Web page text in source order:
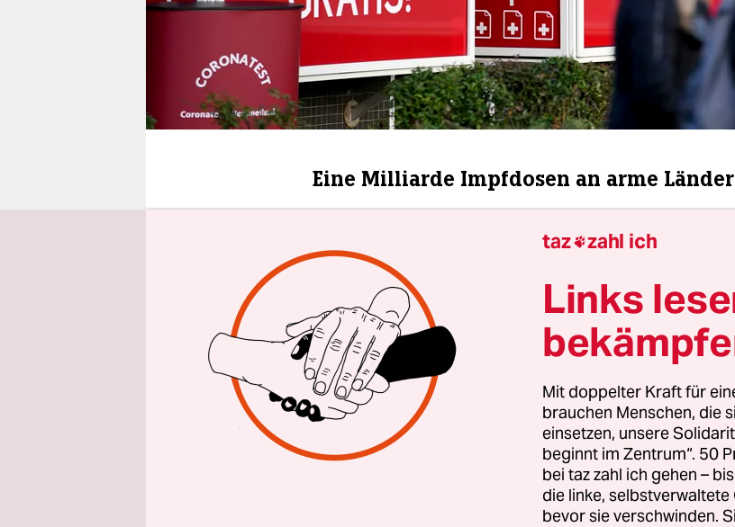
genossenschaft
epaper login
Eine Milliarde Impfdosen an arme
Corona-Impfdosen an Entwicklungsländer geliefert
Impfallianz Gavi am Samstag mitteilte, wurden die
Länder gespendet. Dies sei ein „Meilenstein“ in
schnellsten Impfkampagne der Geschichte. Im
haben sich mehrere internationale Organisationen
Weltgesundheitsorganisation (WHO), das
die Impfallianz Gavi zusammengeschlossen, um
Verteilung von Corona-Impfstoffen zu
Die EU-Kommission rief derweil Deutschland und
Staaten zu weiteren Corona-Impfstoffspenden auf.
taz zahl ich
Links
Mit doppelter Kraft für
brauchen Menschen, die
einsetzen, unsere
beginnt im Zentrum“. 50
bei taz zahl ich gehen –
die linke,
bevor sie verschwinden.